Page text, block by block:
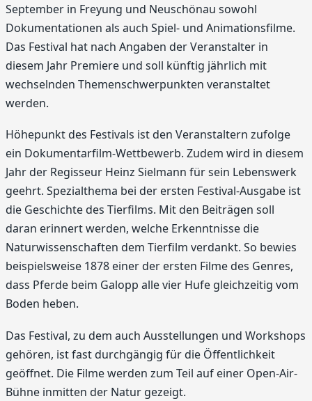
September in Freyung und Neuschönau sowohl
Dokumentationen als auch Spiel- und Animationsfilme.
Das Festival hat nach Angaben der Veranstalter in
diesem Jahr Premiere und soll künftig jährlich mit
wechselnden Themenschwerpunkten veranstaltet
werden.
Höhepunkt des Festivals ist den Veranstaltern zufolge
ein Dokumentarfilm-Wettbewerb. Zudem wird in diesem
Jahr der Regisseur Heinz Sielmann für sein Lebenswerk
geehrt. Spezialthema bei der ersten Festival-Ausgabe ist
die Geschichte des Tierfilms. Mit den Beiträgen soll
daran erinnert werden, welche Erkenntnisse die
Naturwissenschaften dem Tierfilm verdankt. So bewies
beispielsweise 1878 einer der ersten Filme des Genres,
dass Pferde beim Galopp alle vier Hufe gleichzeitig vom
Boden heben.
Das Festival, zu dem auch Ausstellungen und Workshops
gehören, ist fast durchgängig für die Öffentlichkeit
geöffnet. Die Filme werden zum Teil auf einer Open-Air-
Bühne inmitten der Natur gezeigt.